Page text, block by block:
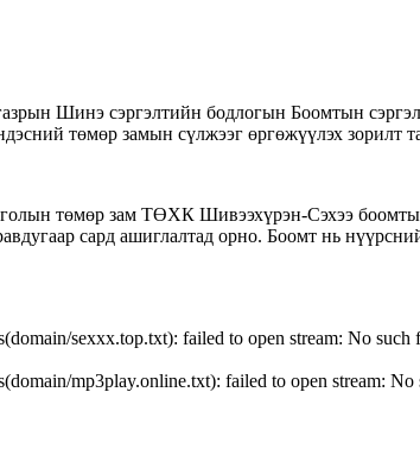
Шинэ сэргэлтийн бодлогын Боомтын
төмөр замын сүлжээг өргөжүүлэх зорилт
төмөр зам ТӨХК Шивээхүрэн-Сэхээ боомтыг
сард ашиглалтад орно. Боомт нь
sexxx.top.txt): failed to open stream: No
mp3play.online.txt): failed to open stream: